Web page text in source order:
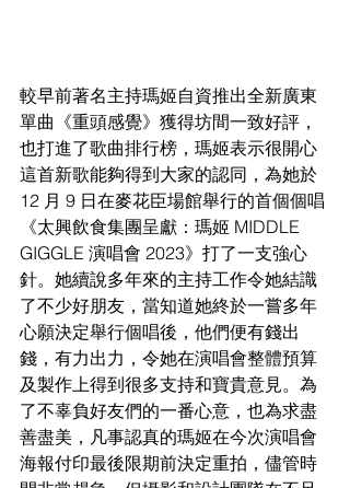
較早前著名主持瑪姬自資推出全新廣東
單曲《重頭感覺》獲得坊間一致好評，
也打進了歌曲排行榜，瑪姬表示很開心
這首新歌能夠得到大家的認同，為她於
12 月 9 日在麥花臣場館舉行的首個個唱
《太興飲食集團呈獻：瑪姬 MIDDLE
GIGGLE 演唱會 2023》打了一支強心
針。她續說多年來的主持工作令她結識
了不少好朋友，當知道她終於一嘗多年
心願決定舉行個唱後，他們便有錢出
錢，有力出力，令她在演唱會整體預算
及製作上得到很多支持和寶貴意見。為
了不辜負好友們的一番心意，也為求盡
善盡美，凡事認真的瑪姬在今次演唱會
海報付印最後限期前決定重拍，儘管時